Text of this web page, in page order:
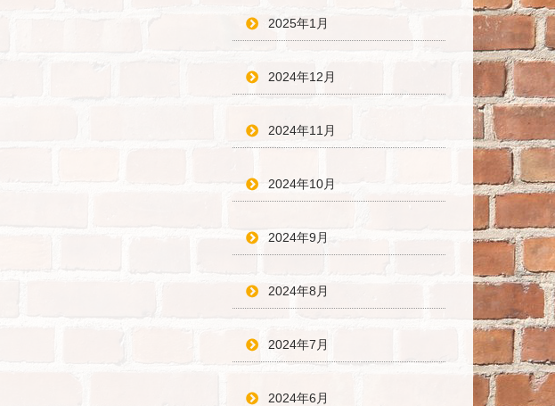
2025年1月
2024年12月
2024年11月
2024年10月
2024年9月
2024年8月
2024年7月
2024年6月